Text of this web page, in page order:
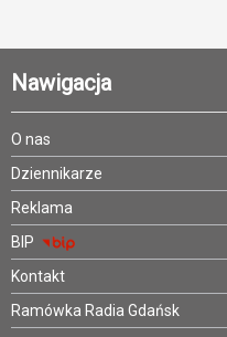
Nawigacja
O nas
Dziennikarze
Reklama
BIP
Kontakt
Ramówka Radia Gdańsk